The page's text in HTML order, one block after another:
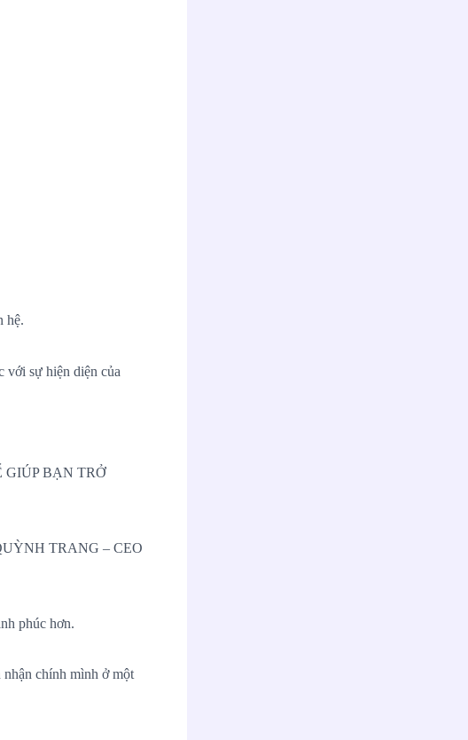
hệ.
với sự hiện diện của
BẠN TRỞ
TRANG – CEO
phúc hơn.
chính mình ở một